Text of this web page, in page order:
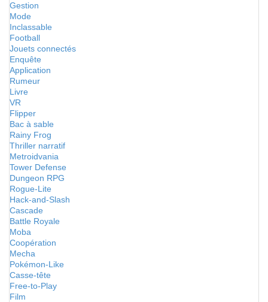
Gestion
Mode
Inclassable
Football
Jouets connectés
Enquête
Application
Rumeur
Livre
VR
Flipper
Bac à sable
Rainy Frog
Thriller narratif
Metroidvania
Tower Defense
Dungeon RPG
Rogue-Lite
Hack-and-Slash
Cascade
Battle Royale
Moba
Coopération
Mecha
Pokémon-Like
Casse-tête
Free-to-Play
Film